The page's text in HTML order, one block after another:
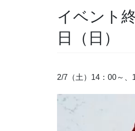
イベント
日（日）
2/7（土）14：00～